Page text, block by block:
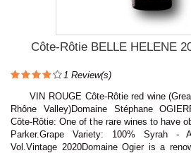
Côte-Rôtie BELLE HELENE
1 Review(s)
VIN ROUGE Côte-Rôtie red wine
Rhône Valley)Domaine Stéphane
Côte-Rôtie: One of the rare wines to have
Parker.Grape Variety: 100% Syrah -
Vol.Vintage 2020Domaine Ogier is a